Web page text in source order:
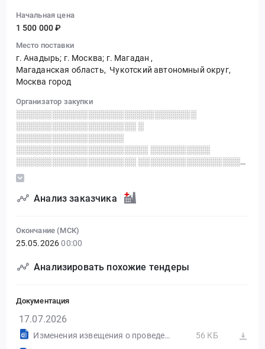
Начальная цена
1 500 000 ₽
Место поставки
г. Анадырь; г. Москва; г. Магадан ,
Магаданская область, Чукотский автономный округ,
Москва город
Организатор закупки
░░░░░░░░░░░░░░░░░░░░░░░░░░░░░░
░░░░░░░░░░░░░░░░░░░░ ░
░░░░░░░░░░░░░░░░░░
░░░░░░░░░░░░░░░░░░░░░░ ░░░░░░░░░░
░░░░░░░░░░░░░░░░░░░░ ░░░░░░░░░░░░░░░░░░
░░░░ ░░░░░░░░░░░░░░░░░░░░
░░░░░░░░░░░░░░░░░░░░░░ ░░░░░░░░░░░░
Анализ заказчика
Окончание (МСК)
25.05.2026 00:00
Анализировать похожие тендеры
Документация
17.07.2026
Изменения извещения о проведении запроса котировок в электронной форме от 14.05.2026 №ИИ1 в ред. 2
56 КБ